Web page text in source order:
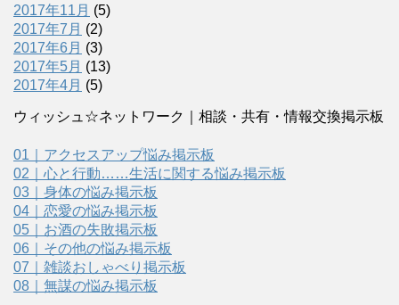
2017年11月 (5)
2017年7月 (2)
2017年6月 (3)
2017年5月 (13)
2017年4月 (5)
ウィッシュ☆ネットワーク｜相談・共有・情報交換掲示板
01｜アクセスアップ悩み掲示板
02｜心と行動……生活に関する悩み掲示板
03｜身体の悩み掲示板
04｜恋愛の悩み掲示板
05｜お酒の失敗掲示板
06｜その他の悩み掲示板
07｜雑談おしゃべり掲示板
08｜無謀の悩み掲示板